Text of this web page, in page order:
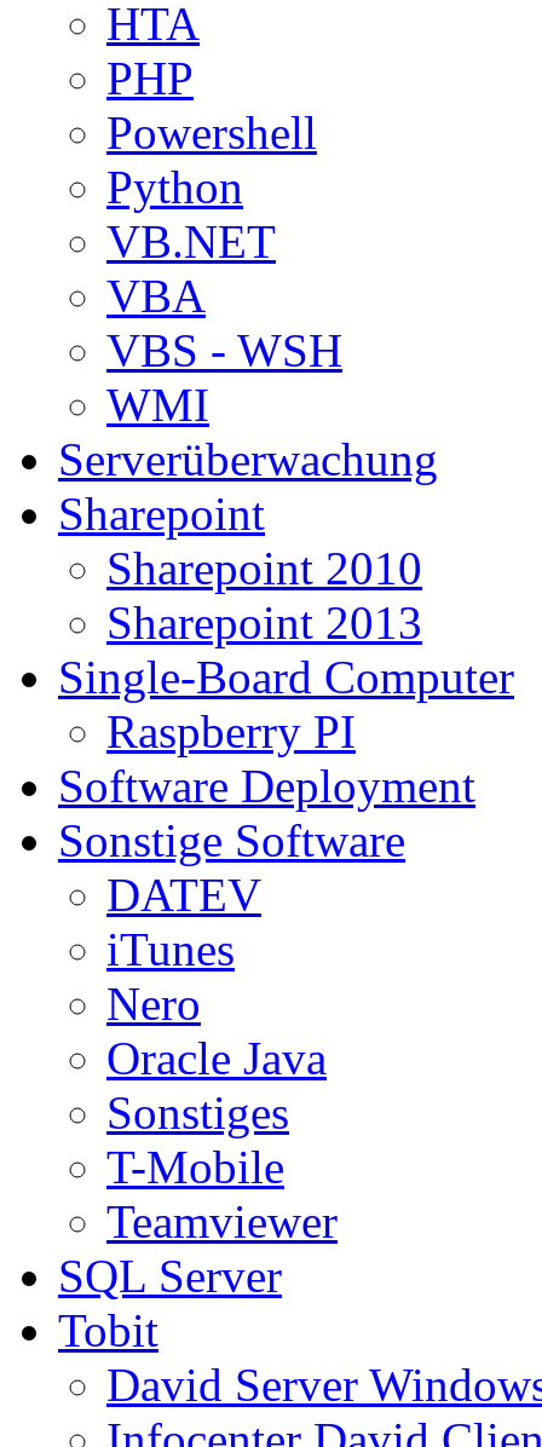
HTA
PHP
Powershell
Python
VB.NET
VBA
VBS - WSH
WMI
Serverüberwachung
Sharepoint
Sharepoint 2010
Sharepoint 2013
Single-Board Computer
Raspberry PI
Software Deployment
Sonstige Software
DATEV
iTunes
Nero
Oracle Java
Sonstiges
T-Mobile
Teamviewer
SQL Server
Tobit
David Server